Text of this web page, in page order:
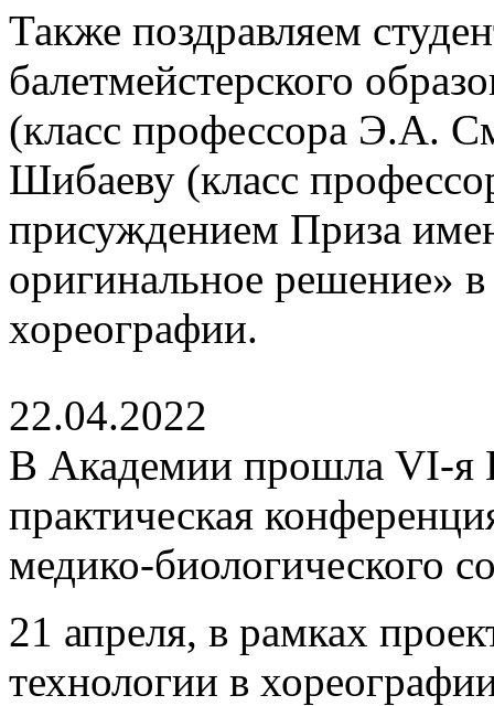
Также поздравляем
балетмейстерского
(класс профессора Э.А.
Шибаеву (класс
присуждением Приза
оригинальное решение»
хореографии.
22.04.2022
В Академии прошла VI-я
практическая
медико-биологического
21 апреля, в рамках
технологии в